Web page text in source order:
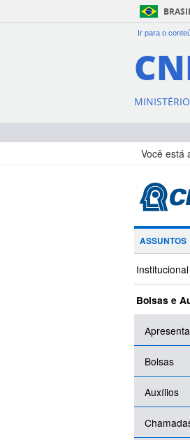
Ir para o
Você está
ASSUNTOS
Institucional
Bolsas e
Bolsas
Auxílios